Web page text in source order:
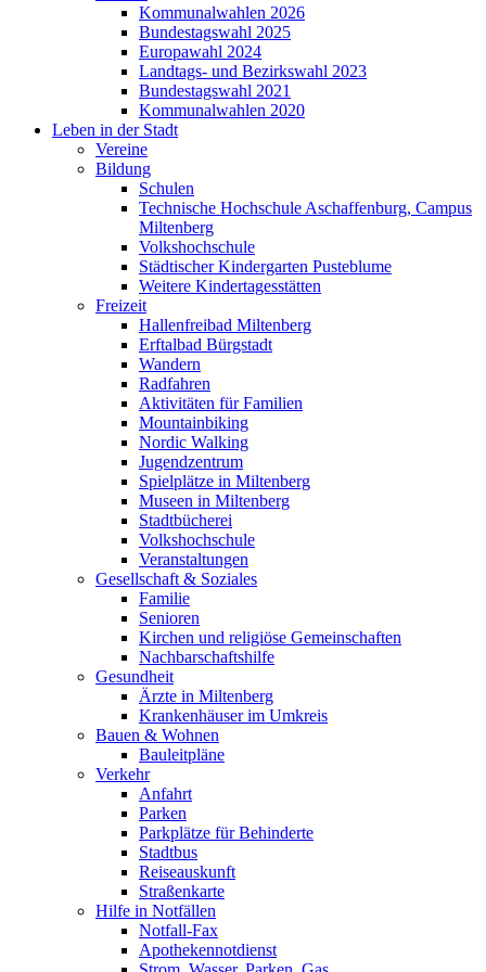
Kommunalwahlen 2026
Bundestagswahl 2025
Europawahl 2024
Landtags- und Bezirkswahl 2023
Bundestagswahl 2021
Kommunalwahlen 2020
Leben in der Stadt
Vereine
Bildung
Schulen
Technische Hochschule Aschaffenburg, Campus
Miltenberg
Volkshochschule
Städtischer Kindergarten Pusteblume
Weitere Kindertagesstätten
Freizeit
Hallenfreibad Miltenberg
Erftalbad Bürgstadt
Wandern
Radfahren
Aktivitäten für Familien
Mountainbiking
Nordic Walking
Jugendzentrum
Spielplätze in Miltenberg
Museen in Miltenberg
Stadtbücherei
Volkshochschule
Veranstaltungen
Gesellschaft & Soziales
Familie
Senioren
Kirchen und religiöse Gemeinschaften
Nachbarschaftshilfe
Gesundheit
Ärzte in Miltenberg
Krankenhäuser im Umkreis
Bauen & Wohnen
Bauleitpläne
Verkehr
Anfahrt
Parken
Parkplätze für Behinderte
Stadtbus
Reiseauskunft
Straßenkarte
Hilfe in Notfällen
Notfall-Fax
Apothekennotdienst